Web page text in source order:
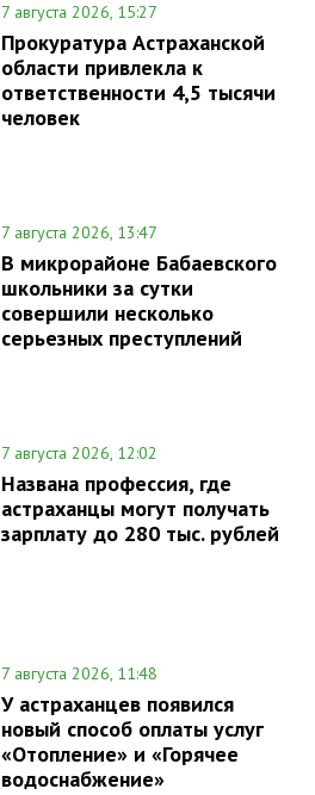
7 августа 2026, 15:27
Прокуратура Астраханской
области привлекла к
ответственности 4,5 тысячи
человек
7 августа 2026, 13:47
В микрорайоне Бабаевского
школьники за сутки
совершили несколько
серьезных преступлений
7 августа 2026, 12:02
Названа профессия, где
астраханцы могут получать
зарплату до 280 тыс. рублей
7 августа 2026, 11:48
У астраханцев появился
новый способ оплаты услуг
«Отопление» и «Горячее
водоснабжение»